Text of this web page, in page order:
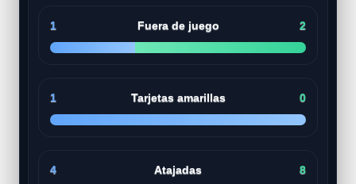
1 Fuera de juego 2
1 Tarjetas amarillas 0
4 Atajadas 8